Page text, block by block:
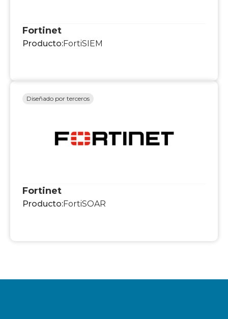
Fortinet
Producto:FortiSIEM
Fortinet
Producto:FortiSOAR
Diseñado por terceros